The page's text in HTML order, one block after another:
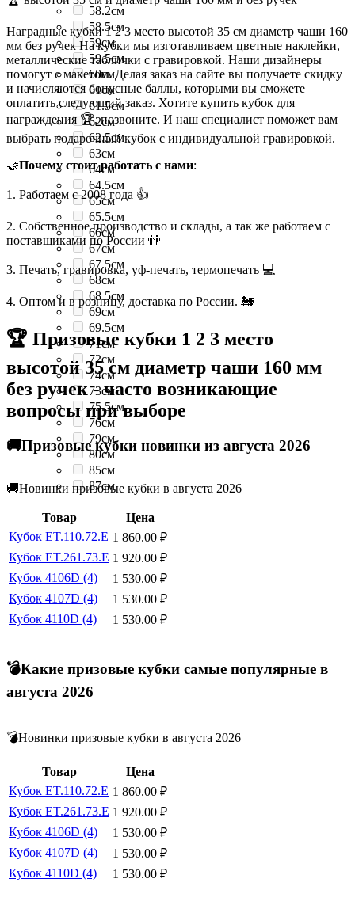
58.2см
58.5см
59см
59.5см
60см
61см
61.5см
62см
62.5см
63см
64см
64.5см
65см
65.5см
66см
67см
67.5см
68см
68.5см
69см
69.5см
71см
72см
74см
73см
75.5см
76см
79см
80см
85см
87см
Наградные кубки 1 2 3 место высотой 35 см диаметр чаши 160
мм без ручек На кубки мы изготавливаем цветные наклейки,
металлические таблички с гравировкой. Наши дизайнеры
помогут с макетом. Делая заказ на сайте вы получаете скидку
и начисляются бонусные баллы, которыми вы сможете
оплатить следующий заказ. Хотите купить кубок для
награждения 🏆, позвоните. И наш специалист поможет вам
выбрать подарочный кубок с индивидуальной гравировкой.
🤝Почему стоит работать с нами:
1. Работаем с 2008 года 👍
2. Собственное производство и склады, а так же работаем с
поставщиками по России 👬
3. Печать, гравировка, уф-печать, термопечать 💻
4. Оптом и в розницу, доставка по России. 🚂
🏆 Призовые кубки 1 2 3 место
высотой 35 см диаметр чаши 160 мм
без ручек - часто возникающие
вопросы при выборе
🚚Призовые кубки новинки из августа 2026
🚚Новинки призовые кубки в августа 2026
Товар
Цена
Кубок ET.110.72.E 1 860.00 ₽
Кубок ET.261.73.E 1 920.00 ₽
Кубок 4106D (4)
1 530.00 ₽
Кубок 4107D (4)
1 530.00 ₽
Кубок 4110D (4)
1 530.00 ₽
💣Какие призовые кубки самые популярные в
августа 2026
💣Новинки призовые кубки в августа 2026
Товар
Цена
Кубок ET.110.72.E 1 860.00 ₽
Кубок ET.261.73.E 1 920.00 ₽
Кубок 4106D (4)
1 530.00 ₽
Кубок 4107D (4)
1 530.00 ₽
Кубок 4110D (4)
1 530.00 ₽